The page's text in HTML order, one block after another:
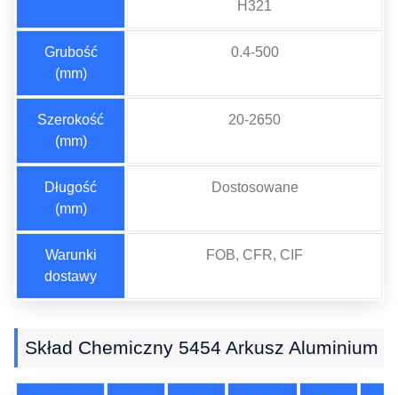
H321
Grubość
(mm)
0.4-500
Szerokość
(mm)
20-2650
Długość
(mm)
Dostosowane
Warunki
dostawy
FOB, CFR, CIF
Skład Chemiczny 5454 Arkusz Aluminium